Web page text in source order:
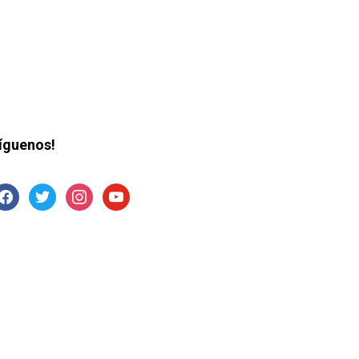
twitter instagramyoutube